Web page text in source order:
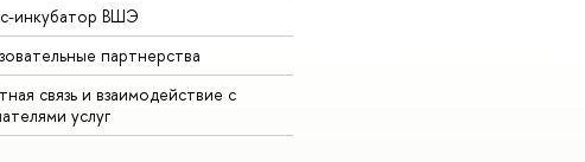
инкубатор ВШЭ
партнерства
связь и взаимодействие с
услуг